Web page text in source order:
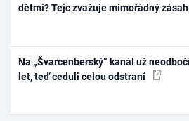
dětmi? Tejc zvažuje mimořádný zásah
Na „Švarcenberský“ kanál už
let, teď ceduli celou odstraní